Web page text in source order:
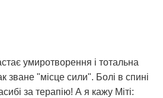
умиротворення і тотальна
зване "місце сили". Болі в спині
за терапію! А я кажу Міті: